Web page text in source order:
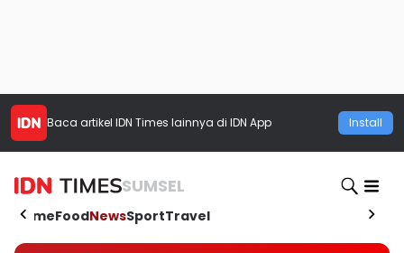
Baca artikel IDN Times lainnya di IDN App Install
SUMSEL
HomeFoodNewsSportTravel